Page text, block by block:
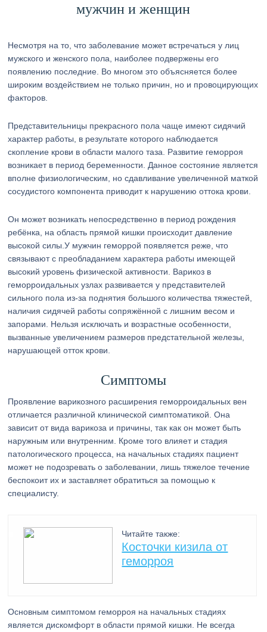
мужчин и женщин
Несмотря на то, что заболевание может встречаться у лиц
мужского и женского пола, наиболее подвержены его
появлению последние. Во многом это объясняется более
широким воздействием не только причин, но и провоцирующих
факторов.
Представительницы прекрасного пола чаще имеют сидячий
характер работы, в результате которого наблюдается
скопление крови в области малого таза. Развитие геморроя
возникает в период беременности. Данное состояние является
вполне физиологическим, но сдавливание увеличенной маткой
сосудистого компонента приводит к нарушению оттока крови.
Он может возникать непосредственно в период рождения
ребёнка, на область прямой кишки происходит давление
высокой силы.У мужчин геморрой появляется реже, что
связывают с преобладанием характера работы имеющей
высокий уровень физической активности. Варикоз в
геморроидальных узлах развивается у представителей
сильного пола из-за поднятия большого количества тяжестей,
наличия сидячей работы сопряжённой с лишним весом и
запорами. Нельзя исключать и возрастные особенности,
вызванные увеличением размеров предстательной железы,
нарушающей отток крови.
Симптомы
Проявление варикозного расширения геморроидальных вен
отличается различной клинической симптоматикой. Она
зависит от вида варикоза и причины, так как он может быть
наружным или внутренним. Кроме того влияет и стадия
патологического процесса, на начальных стадиях пациент
может не подозревать о заболевании, лишь тяжелое течение
беспокоит их и заставляет обратиться за помощью к
специалисту.
Читайте также:
Косточки кизила от
геморроя
Основным симптомом геморроя на начальных стадиях
является дискомфорт в области прямой кишки. Не всегда